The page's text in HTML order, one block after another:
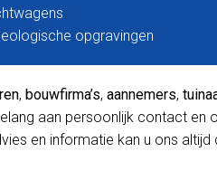
opgravingen
,bouwfirma’s,aannemers,
aan persoonlijk contact en
en informatie kan u ons